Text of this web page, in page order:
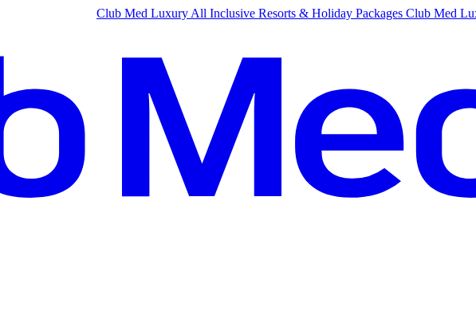
Club Med Luxury All Inclusive Resorts & Holiday Packages Club Med